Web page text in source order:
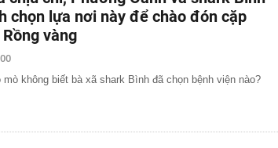
chọn lựa nơi này để chào đón cặp
vàng
mò không biết bà xã shark Bình đã chọn bệnh viện nào?